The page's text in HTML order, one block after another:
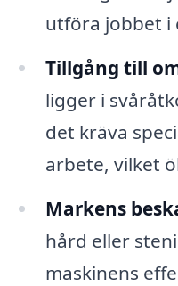
utföra jobbet i
Tillgång till
ligger i
det kräva
arbete, vilket
Markens
hård eller
maskinens